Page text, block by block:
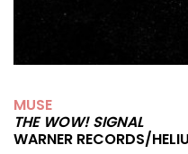
MUSE
THE WOW! SIGNAL
WARNER RECORDS/